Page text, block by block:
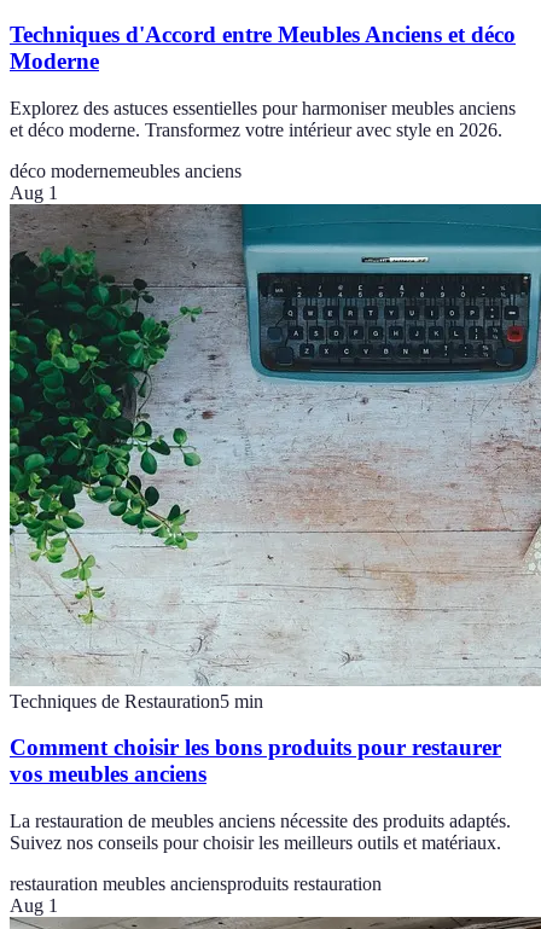
Techniques d'Accord entre Meubles Anciens et déco
Moderne
Explorez des astuces essentielles pour harmoniser meubles anciens
et déco moderne. Transformez votre intérieur avec style en 2026.
déco modernemeubles anciens
Aug 1
Techniques de Restauration5 min
Comment choisir les bons produits pour restaurer
vos meubles anciens
La restauration de meubles anciens nécessite des produits adaptés.
Suivez nos conseils pour choisir les meilleurs outils et matériaux.
restauration meubles anciensproduits restauration
Aug 1